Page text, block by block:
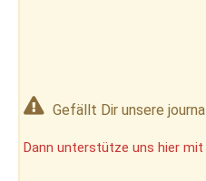
Gefällt Dir unsere
Dann unterstütze uns hier mit